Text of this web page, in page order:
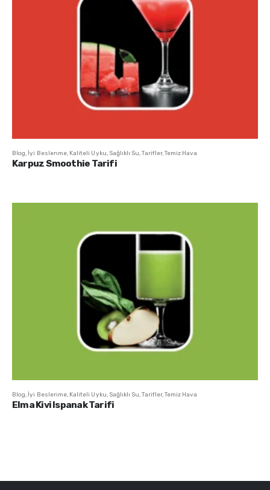
Blog, İyi Beslenme, Kaliteli Uyku, Sağlıklı Su,Tarifler,Temiz Hava
Karpuz Smoothie Tarifi
Blog, İyi Beslenme, Kaliteli Uyku, Sağlıklı Su,Tarifler,Temiz Hava
Elma Kivi Ispanak Tarifi